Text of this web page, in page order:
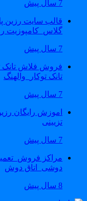
قالب سایت رزین
گلاس_کامپوزیت
فروش فلاش تانک
تانک توکار_والهنگ
اموزش رایگان رزین
تزیینی
مراکز
دوشی_اتاق دوش